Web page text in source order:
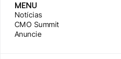
MENU
Notícias
CMO Summit
Anuncie